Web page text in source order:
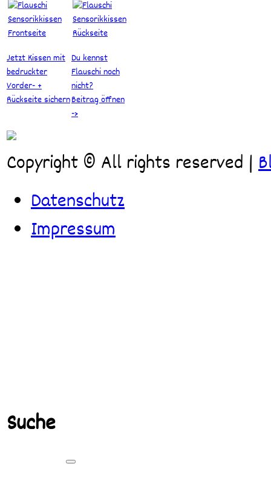
Jetzt Kissen mit
bedruckter
Vorder- +
Rückseite sichern
Du kennst
Flauschi noch
nicht?
Beitrag öffnen
->
Copyright © All rights reserved |
Datenschutz
Impressum
Suche